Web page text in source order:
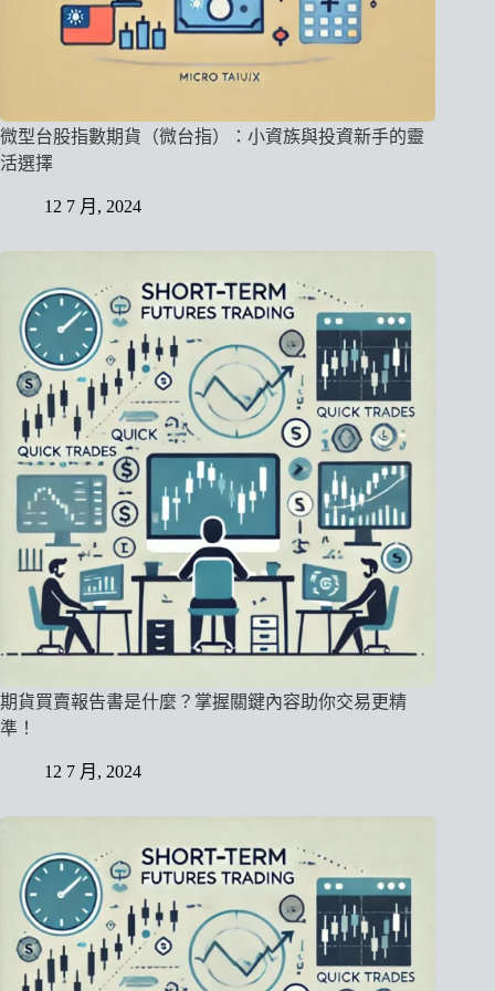
微型台股指數期貨（微台指）：小資族與投資新手的靈
活選擇
12 7 月, 2024
期貨買賣報告書是什麼？掌握關鍵內容助你交易更精
準！
12 7 月, 2024